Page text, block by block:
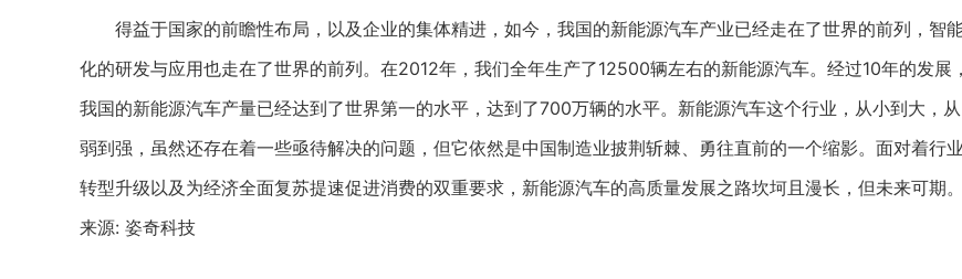
得益于国家的前瞻性布局，以及企业的集体精进，如今，我国的新能源汽车产业已经走在了世界的前列，智
化的研发与应用也走在了世界的前列。在2012年，我们全年生产了12500辆左右的新能源汽车。经过10年的发展，
我国的新能源汽车产量已经达到了世界第一的水平，达到了700万辆的水平。新能源汽车这个行业，从小到大，从
弱到强，虽然还存在着一些亟待解决的问题，但它依然是中国制造业披荆斩棘、勇往直前的一个缩影。面对着行业
转型升级以及为经济全面复苏提速促进消费的双重要求，新能源汽车的高质量发展之路坎坷且漫长，但未来可期。
来源: 姿奇科技